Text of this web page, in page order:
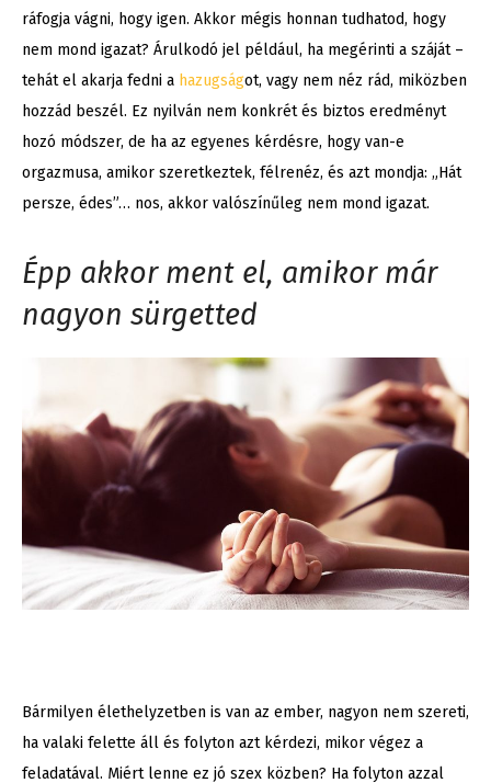
ráfogja vágni, hogy igen. Akkor mégis honnan tudhatod, hogy
nem mond igazat? Árulkodó jel például, ha megérinti a száját –
tehát el akarja fedni a hazugságot, vagy nem néz rád, miközben
hozzád beszél. Ez nyilván nem konkrét és biztos eredményt
hozó módszer, de ha az egyenes kérdésre, hogy van-e
orgazmusa, amikor szeretkeztek, félrenéz, és azt mondja: „Hát
persze, édes”… nos, akkor valószínűleg nem mond igazat.
Épp akkor ment el, amikor már
nagyon sürgetted
Bármilyen élethelyzetben is van az ember, nagyon nem szereti,
ha valaki felette áll és folyton azt kérdezi, mikor végez a
feladatával. Miért lenne ez jó szex közben? Ha folyton azzal